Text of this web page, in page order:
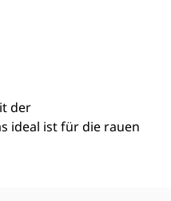
der
ideal ist für die rauen